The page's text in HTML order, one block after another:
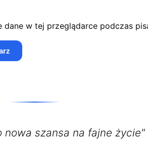
dane w tej przeglądarce podczas
nowa szansa na fajne życie"